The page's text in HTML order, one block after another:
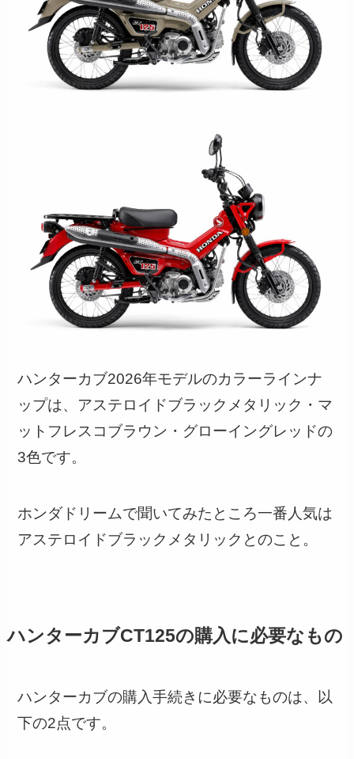
ハンターカブ2026年モデルのカラーラインナ
ップは、アステロイドブラックメタリック・マ
ットフレスコブラウン・グローイングレッドの
3色です。
ホンダドリームで聞いてみたところ一番人気は
アステロイドブラックメタリックとのこと。
ハンターカブCT125の購入に必要なもの
ハンターカブの購入手続きに必要なものは、以
下の2点です。